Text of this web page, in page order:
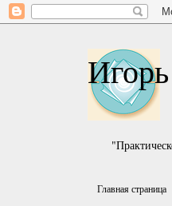
Главная страница